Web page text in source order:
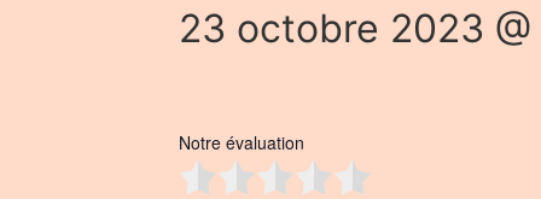
23 octobre 2023 @
Notre évaluation